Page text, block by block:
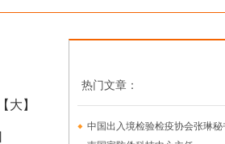
【大】
热门文章：
中国出入境检验检疫协会张琳秘